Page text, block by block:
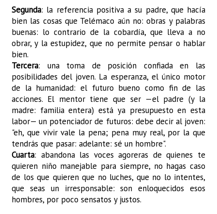
Segunda: la referencia positiva a su padre, que hacía
bien las cosas que Telémaco aún no: obras y palabras
buenas: lo contrario de la cobardía, que lleva a no
obrar, y la estupidez, que no permite pensar o hablar
bien.
Tercera: una toma de posición confiada en las
posibilidades del joven. La esperanza, el único motor
de la humanidad: el futuro bueno como fin de las
acciones. El mentor tiene que ser —el padre (y la
madre: familia entera) está ya presupuesto en esta
labor— un potenciador de futuros: debe decir al joven:
"eh, que vivir vale la pena; pena muy real, por la que
tendrás que pasar: adelante: sé un hombre".
Cuarta: abandona las voces agoreras de quienes te
quieren niño manejable para siempre, no hagas caso
de los que quieren que no luches, que no lo intentes,
que seas un irresponsable: son enloquecidos esos
hombres, por poco sensatos y justos.